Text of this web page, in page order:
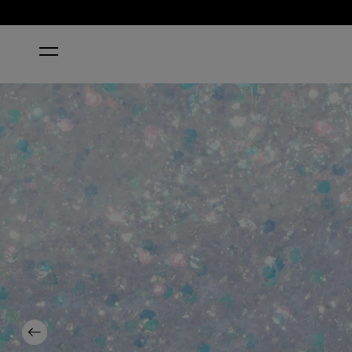
STARTSEITE SNATCH'D SILVER KLASSISCHER
Previous